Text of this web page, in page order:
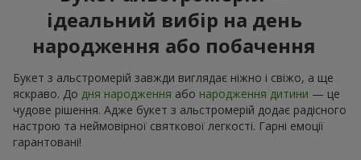
ідеальний вибір на день
народження або побачення
Букет з альстромерій завжди виглядає ніжно і свіжо, а ще
яскраво. До дня народження або народження дитини — це
чудове рішення. Адже букет з альстромерій додає радісного
настрою та неймовірної святкової легкості. Гарні емоції
гарантовані!